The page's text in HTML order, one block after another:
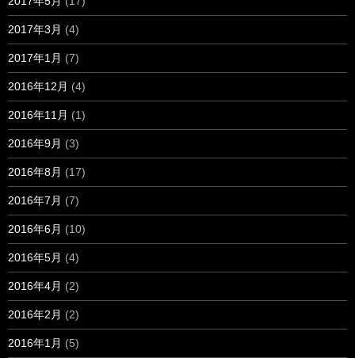
2017年3月 (4)
2017年1月 (7)
2016年12月 (4)
2016年11月 (1)
2016年9月 (3)
2016年8月 (17)
2016年7月 (7)
2016年6月 (10)
2016年5月 (4)
2016年4月 (2)
2016年2月 (2)
2016年1月 (5)